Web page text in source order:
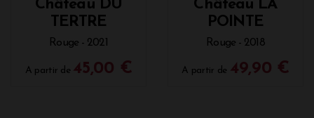
Château DU
TERTRE
Rouge - 2021
A partir de 45,00 €
Château LA
POINTE
Rouge - 2018
A partir de 49,90 €